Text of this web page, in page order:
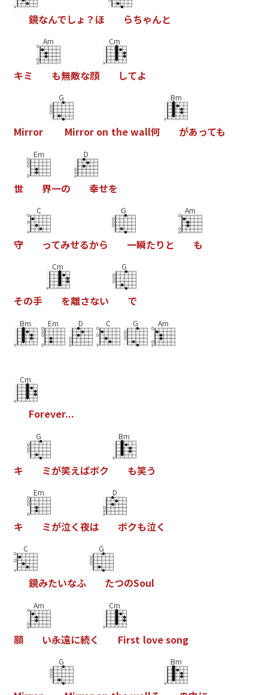
鏡なんでしょ ？ ほ らちゃんと
キミ
Am
も無敵な顔
Cm
してよ
Mirror
G
Mirror on thewall何
Bm
があっても
世
Em
界一の
D
幸せを
守
C
ってみせるから
G
一瞬たり と
Am
も
その手
Cm
を離さない
G
で
Bm Em D C G Am
Cm
Forever...
キ
G
ミが笑えばボク
Bm
も笑う
キ
Em
ミが泣く夜は
D
ボクも泣く
C
鏡みたいなふ
G
たつのSoul
願
Am
い永遠に続く
Cm
First lovesong
G Bm